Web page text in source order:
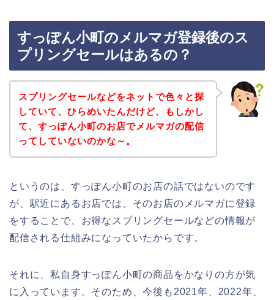
すっぽん小町のメルマガ登録後のス
プリングセールはあるの？
スプリングセールなどをネットで色々と探
していて、ひらめいたんだけど、もしかし
て、すっぽん小町のお店でメルマガの配信
ってしていないのかな～。
というのは、すっぽん小町のお店の話ではないのです
が、駅近にあるお店では、そのお店のメルマガに登録
をすることで、お得なスプリングセールなどの情報が
配信される仕組みになっていたからです。
それに、私自身すっぽん小町の商品をかなりの方が気
に入っています。そのため、今後も2021年、2022年、